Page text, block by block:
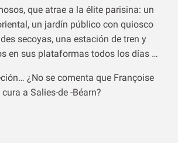
que atrae a la élite parisina: un
un jardín público con quiosco
secoyas, una estación de tren y
en sus plataformas todos los días …
¿No se comenta que Françoise
a Salies-de -Béarn?